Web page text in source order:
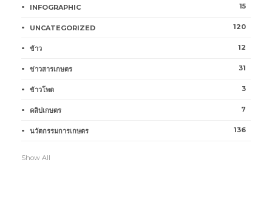
INFOGRAPHIC 15
UNCATEGORIZED 120
ข้าว 12
ข่าวสารเกษตร 31
ข้าวโพด 3
คลิปเกษตร 7
นวัตกรรมการเกษตร 136
Show All